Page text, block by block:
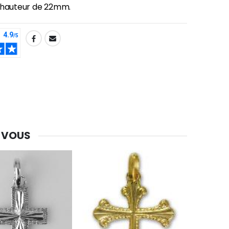
Déposez votre Neuvaine à Lourdes
de 22mm.